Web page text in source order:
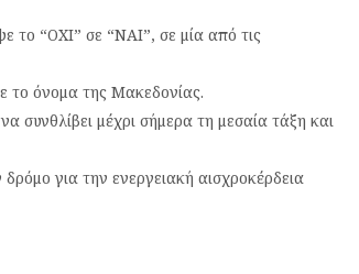
το “ΟΧΙ” σε “ΝΑΙ”, σε μία από τις
όνομα της Μακεδονίας.
συνθλίβει μέχρι σήμερα τη μεσαία τάξη και
για την ενεργειακή αισχροκέρδεια